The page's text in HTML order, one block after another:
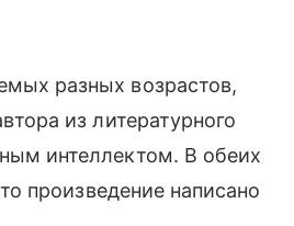
разных возрастов,
из литературного
интеллектом. В обеих
произведение написано